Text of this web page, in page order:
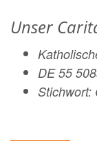
Unser
DE 55
Stichwort: